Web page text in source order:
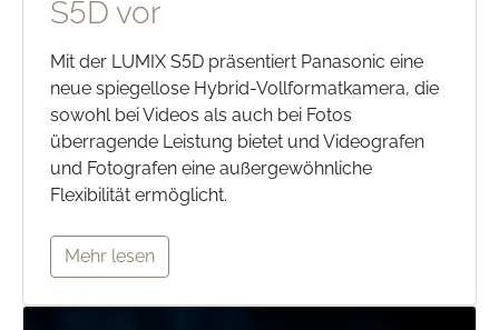
S5D vor
Mit der LUMIX S5D präsentiert Panasonic eine
neue spiegellose Hybrid-Vollformatkamera, die
sowohl bei Videos als auch bei Fotos
überragende Leistung bietet und Videografen
und Fotografen eine außergewöhnliche
Flexibilität ermöglicht.
Mehr lesen